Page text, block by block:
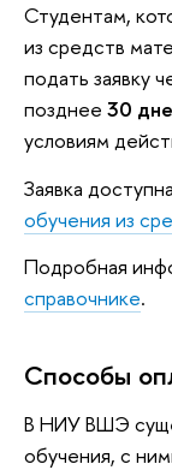
Студентам,
из средств
подать заявку
позднее 30
условиям
Заявка
обучения из
Подробная
справочнике.
Способы
В НИУ ВШЭ
обучения, с